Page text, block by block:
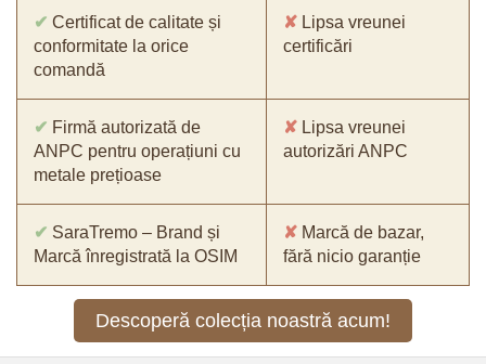
✔ Certificat de calitate și
conformitate la orice
comandă
✘ Lipsa vreunei
certificări
✔ Firmă autorizată de
ANPC pentru operațiuni cu
metale prețioase
✘ Lipsa vreunei
autorizări ANPC
✔ SaraTremo – Brand și
Marcă înregistrată la OSIM
✘ Marcă de bazar,
fără nicio garanție
Descoperă colecția noastră acum!